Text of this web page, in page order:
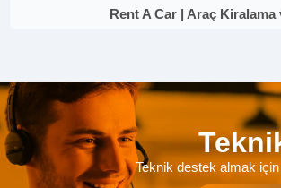
Rent A Car | Araç Kiralama
Teknik destek almak için